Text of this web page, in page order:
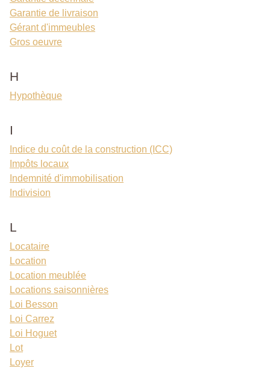
Garantie de livraison
Gérant d'immeubles
Gros oeuvre
H
Hypothèque
I
Indice du coût de la construction (ICC)
Impôts locaux
Indemnité d'immobilisation
Indivision
L
Locataire
Location
Location meublée
Locations saisonnières
Loi Besson
Loi Carrez
Loi Hoguet
Lot
Loyer